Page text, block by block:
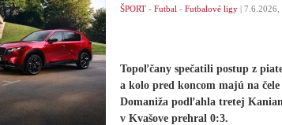
ŠPORT - Futbal - Futbalové ligy | 7.6.2026,
Topoľčany spečatili postup z
a kolo pred koncom majú na
Domaniža podľahla tretej
v Kvašove prehral 0:3.